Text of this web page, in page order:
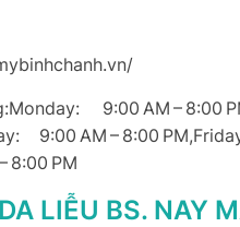
9:00 AM – 8:00
9:00 AM – 8:00
8:00 PM
LIỄU BS. NAY